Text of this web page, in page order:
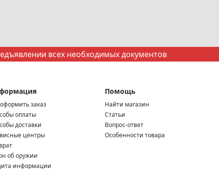
всех необходимых документов
заказ
оплаты
доставки
центры
об оружии
информации
Помощь
Найти магазин
Статьи
Вопрос-ответ
Особенности товара